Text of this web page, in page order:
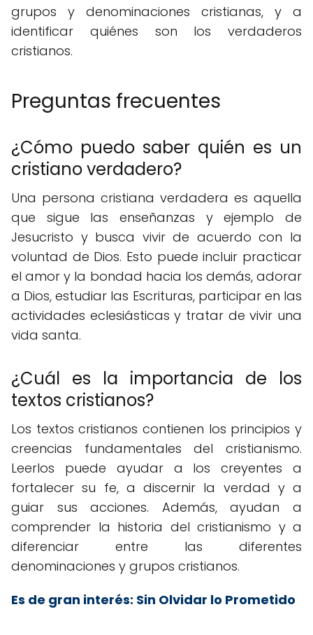
grupos y denominaciones cristianas, y a
identificar quiénes son los verdaderos
cristianos.
Preguntas frecuentes
¿Cómo puedo saber quién es un
cristiano verdadero?
Una persona cristiana verdadera es aquella
que sigue las enseñanzas y ejemplo de
Jesucristo y busca vivir de acuerdo con la
voluntad de Dios. Esto puede incluir practicar
el amor y la bondad hacia los demás, adorar
a Dios, estudiar las Escrituras, participar en las
actividades eclesiásticas y tratar de vivir una
vida santa.
¿Cuál es la importancia de los
textos cristianos?
Los textos cristianos contienen los principios y
creencias fundamentales del cristianismo.
Leerlos puede ayudar a los creyentes a
fortalecer su fe, a discernir la verdad y a
guiar sus acciones. Además, ayudan a
comprender la historia del cristianismo y a
diferenciar entre las diferentes
denominaciones y grupos cristianos.
Es de gran interés: Sin Olvidar lo Prometido